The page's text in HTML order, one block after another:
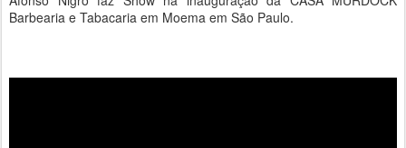
Barbearia e Tabacaria em Moema em São Paulo.